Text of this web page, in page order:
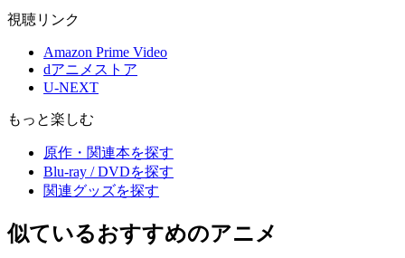
視聴リンク
Amazon Prime Video
dアニメストア
U-NEXT
もっと楽しむ
原作・関連本を探す
Blu-ray / DVDを探す
関連グッズを探す
似ているおすすめのアニメ